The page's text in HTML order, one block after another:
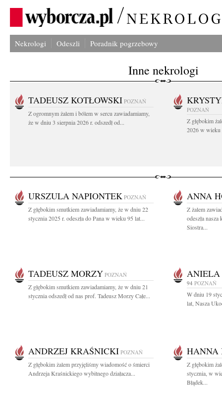
Nekrologi Odeszli Poradnik pogrzebowy
Inne nekrologi
TADEUSZ KOTŁOWSKI POZNAŃ
Z ogromnym żalem i bólem w sercu zawiadamiamy,
że w dniu 3 sierpnia 2026 r. odszedł od...
POZNAŃ
Z głębokim
2026 w wieku
URSZULA NAPIONTEK POZNAŃ
Z głębokim smutkiem zawiadamiamy, że w dniu 22
stycznia 2025 r. odeszła do Pana w wieku 95 lat...
ANNA
Z żalem
odeszła
Siostra...
TADEUSZ MORZY POZNAŃ
Z głębokim smutkiem zawiadamiamy, że w dniu 21
stycznia odszedł od nas prof. Tadeusz Morzy Całe...
ANIELA
94 POZNAŃ
W dniu 19
lat, Nasza
ANDRZEJ KRAŚNICKI POZNAŃ
Z głębokim żalem przyjęliśmy wiadomość o śmierci
Andrzeja Kraśnickiego wybitnego działacza...
HANNA
Z głębokim
stycznia, w
Błądek...